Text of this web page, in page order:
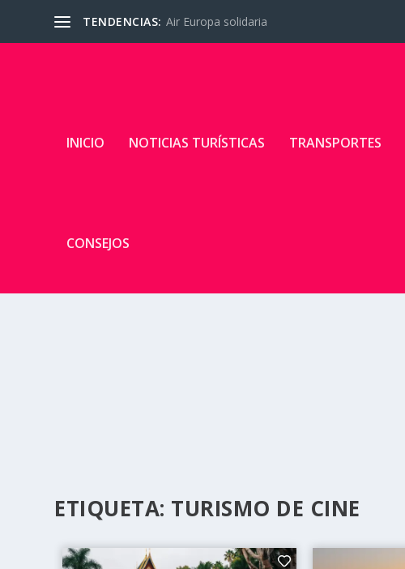
TENDENCIAS: Air Europa solidaria
INICIO NOTICIAS TURÍSTICAS TRANSPORTES
CONSEJOS
ETIQUETA: TURISMO DE CINE